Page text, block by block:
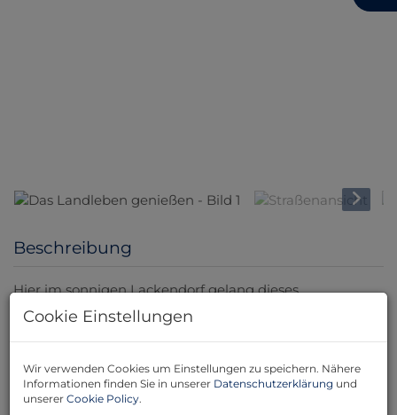
Beschreibung
Hier im sonnigen Lackendorf gelang dieses
entzückende Haus mit zahlreichen Nebengebäuden
zum Verkauf.
Die Wohnfläche des Haupthauses von ca. 140 m² teilt
sich auf in Vorraum, Küche, 3 Zimmer, Abstellraum, WC
und Badezimmer mit Badewanne. Das Haus ist isoliert
Cookie Einstellungen
Wir verwenden Cookies um Einstellungen zu speichern. Nähere
Informationen finden Sie in unserer Datenschutzerklärung und
unserer Cookie Policy.